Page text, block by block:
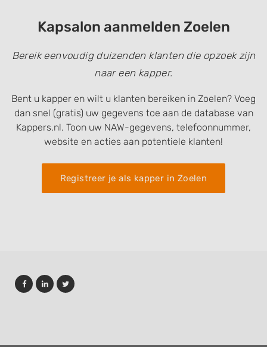
Kapsalon aanmelden Zoelen
Bereik eenvoudig duizenden klanten die opzoek zijn
naar een kapper.
Bent u kapper en wilt u klanten bereiken in Zoelen? Voeg
dan snel (gratis) uw gegevens toe aan de database van
Kappers.nl. Toon uw NAW-gegevens, telefoonnummer,
website en acties aan potentiele klanten!
Registreer je als kapper in Zoelen